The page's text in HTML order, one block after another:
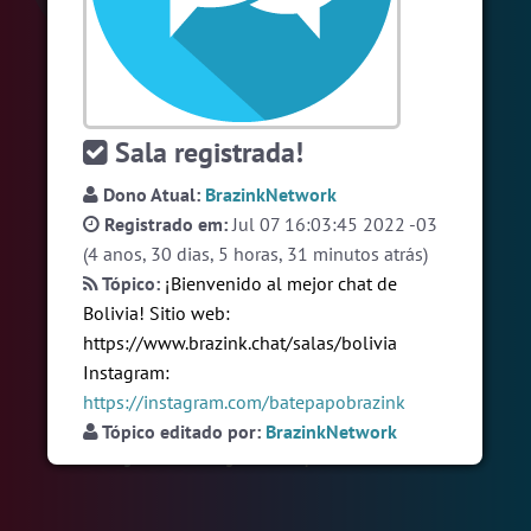
7 pessoas
#Denuncias
6 pessoas
#Brazink
Ver todas as salas
🎁 Promoção
🛍 Crie seu Chat e Rádio 📻
com Site e Chat Bot 🤖 de Pedidos.
Sala registrada!
Dono Atual: BrazinkNetwork
Registrado em:Jul 07 16:03:45 2022 -03
(4 anos, 30 dias, 5 horas, 31 minutos atrás)
Tópico: ¡Bienvenido al mejor chat de
Bolivia! Sitio web:
https://www.brazink.chat/salas/bolivia
Instagram:
https://instagram.com/batepapobrazink
Tópico editado por: BrazinkNetwork